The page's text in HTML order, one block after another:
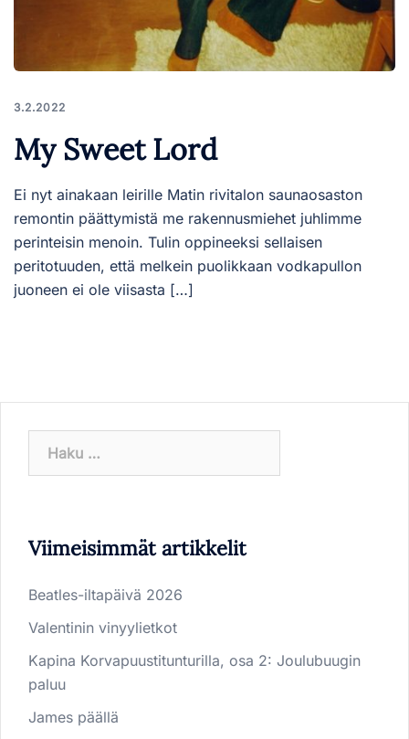
3.2.2022
My Sweet Lord
Ei nyt ainakaan leirille Matin rivitalon saunaosaston
remontin päättymistä me rakennusmiehet juhlimme
perinteisin menoin. Tulin oppineeksi sellaisen
peritotuuden, että melkein puolikkaan vodkapullon
juoneen ei ole viisasta […]
Viimeisimmät artikkelit
Beatles-iltapäivä 2026
Valentinin vinyylietkot
Kapina Korvapuustitunturilla, osa 2: Joulubuugin
paluu
James päällä